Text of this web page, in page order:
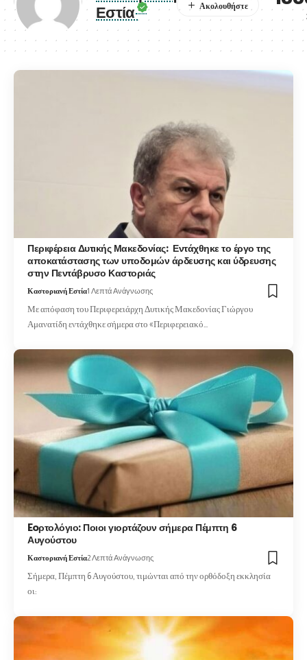
Εστία
Περιφέρεια Δυτικής Μακεδονίας: Εντάχθηκε το έργο της
αποκατάστασης των υποδομών άρδευσης και ύδρευσης
στην Πεντάβρυσο Καστοριάς
Καστοριανή Εστία1 Λεπτά Ανάγνωσης
Με απόφαση του Περιφερειάρχη Δυτικής Μακεδονίας Γιώργου
Αμανατίδη εντάχθηκε σήμερα στο «Περιφερειακό…
Eoρτολόγιο: Ποιοι γιορτάζουν σήμερα Πέμπτη 6
Αυγούστου
Καστοριανή Εστία2 Λεπτά Ανάγνωσης
Σήμερα, Πέμπτη 6 Αυγούστου, τιμώνται από την ορθόδοξη εκκλησία
οι: